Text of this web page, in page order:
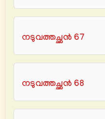
നടുവത്തച്ഛൻ 67
നടുവത്തച്ഛൻ 68